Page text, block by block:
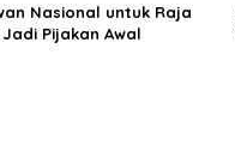
Nasional untuk Raja
Pijakan Awal